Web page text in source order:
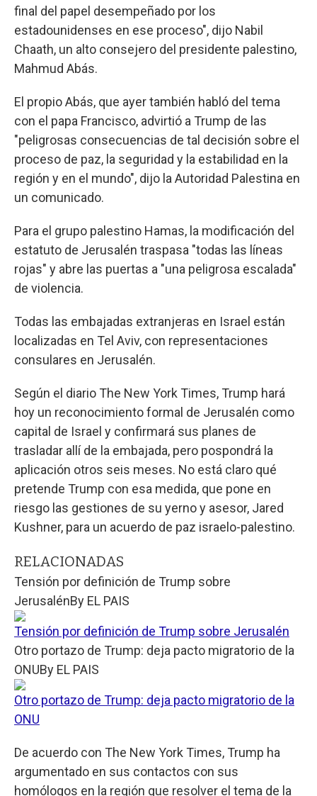
final del papel desempeñado por los
estadounidenses en ese proceso", dijo Nabil
Chaath, un alto consejero del presidente palestino,
Mahmud Abás.
El propio Abás, que ayer también habló del tema
con el papa Francisco, advirtió a Trump de las
"peligrosas consecuencias de tal decisión sobre el
proceso de paz, la seguridad y la estabilidad en la
región y en el mundo", dijo la Autoridad Palestina en
un comunicado.
Para el grupo palestino Hamas, la modificación del
estatuto de Jerusalén traspasa "todas las líneas
rojas" y abre las puertas a "una peligrosa escalada"
de violencia.
Todas las embajadas extranjeras en Israel están
localizadas en Tel Aviv, con representaciones
consulares en Jerusalén.
Según el diario The New York Times, Trump hará
hoy un reconocimiento formal de Jerusalén como
capital de Israel y confirmará sus planes de
trasladar allí de la embajada, pero pospondrá la
aplicación otros seis meses. No está claro qué
pretende Trump con esa medida, que pone en
riesgo las gestiones de su yerno y asesor, Jared
Kushner, para un acuerdo de paz israelo-palestino.
RELACIONADAS
Tensión por definición de Trump sobre
JerusalénBy EL PAIS
Tensión por definición de Trump sobre Jerusalén
Otro portazo de Trump: deja pacto migratorio de la
ONUBy EL PAIS
Otro portazo de Trump: deja pacto migratorio de la
ONU
De acuerdo con The New York Times, Trump ha
argumentado en sus contactos con sus
homólogos en la región que resolver el tema de la